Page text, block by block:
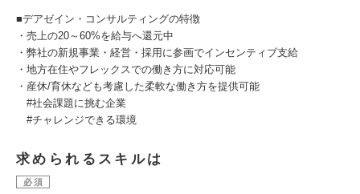
■デアゼイン・コンサルティングの特徴
・売上の20～60%を給与へ還元中
・弊社の新規事業・経営・採用に参画でインセンティブ支給
・地方在住やフレックスでの働き方に対応可能
・産休/育休なども考慮した柔軟な働き方を提供可能
#社会課題に挑む企業
#チャレンジできる環境
求められるスキルは
必須